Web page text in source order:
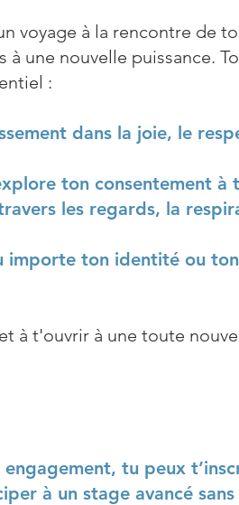
voyage à la rencontre de
une nouvelle puissance.
:
dans la joie, le
ton consentement à
les regards, la
importe ton identité ou
à t'ouvrir à une toute
tu peux
à un stage avancé